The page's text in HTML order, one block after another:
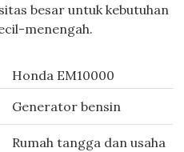
besar untuk kebutuhan
menengah.
Honda EM10000
Generator bensin
Rumah tangga dan usaha